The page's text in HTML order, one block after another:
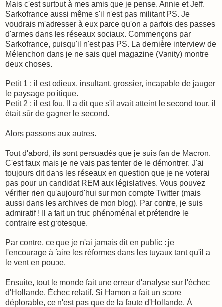
Mais c'est surtout à mes amis que je pense. Annie et Jeff.
Sarkofrance aussi même s'il n'est pas militant PS. Je
voudrais m'adresser à eux parce qu'on a parfois des passes
d'armes dans les réseaux sociaux. Commençons par
Sarkofrance, puisqu'il n'est pas PS. La dernière interview de
Mélenchon dans je ne sais quel magazine (Vanity) montre
deux choses.
Petit 1 : il est odieux, insultant, grossier, incapable de jauger
le paysage politique.
Petit 2 : il est fou. Il a dit que s'il avait atteint le second tour, il
était sûr de gagner le second.
Alors passons aux autres.
Tout d'abord, ils sont persuadés que je suis fan de Macron.
C'est faux mais je ne vais pas tenter de le démontrer. J'ai
toujours dit dans les réseaux en question que je ne voterai
pas pour un candidat REM aux législatives. Vous pouvez
vérifier rien qu'aujourd'hui sur mon compte Twitter (mais
aussi dans les archives de mon blog). Par contre, je suis
admiratif ! Il a fait un truc phénoménal et prétendre le
contraire est grotesque.
Par contre, ce que je n'ai jamais dit en public : je
l'encourage à faire les réformes dans les tuyaux tant qu'il a
le vent en poupe.
Ensuite, tout le monde fait une erreur d'analyse sur l'échec
d'Hollande. Échec relatif. Si Hamon a fait un score
déplorable, ce n'est pas que de la faute d'Hollande. À